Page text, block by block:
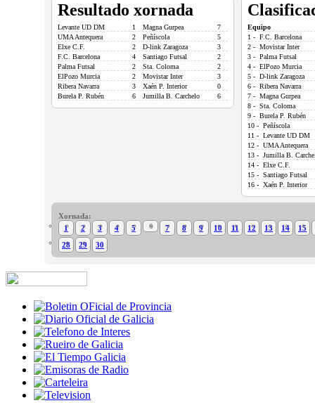
Resultado xornada
Levante UD DM 1 Magna Gurpea
7
UMA Antequera
2 Peñíscola
5
Elxe C.F.
2 D-link Zaragoza
3
F.C. Barcelona
4 Santiago Futsal
2
Palma Futsal
2 Sta. Coloma
2
ElPozo Murcia
2 Movistar Inter
3
Ribera Navarra
3 Xaén P. Interior
0
Burela P. Rubén
6 Jumilla B. Carchelo 6
Equipo
1 - F.C. Barcelona
2 - Movistar Inter
3 - Palma Futsal
4 - ElPozo Murcia
5 - D-link Zaragoza
6 - Ribera Navarra
7 - Magna Gurpea
8 - Sta. Coloma
9 - Burela P. Rubén
10 - Peñíscola
11 - Levante UD DM
12 - UMA Antequera
13 - Jumilla B.
14 - Elxe C.F.
15 - Santiago Futsal
16 - Xaén P. Interior
Xornada:
1
2 3 4 5 6 7 8 9 10 11 12 13 14
15
28
29 30